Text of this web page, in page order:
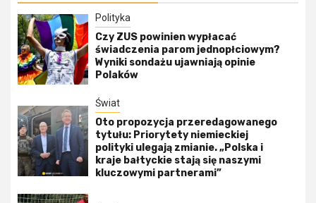
Polityka
Czy ZUS powinien wypłacać
świadczenia parom jednopłciowym?
Wyniki sondażu ujawniają opinie
Polaków
Świat
Oto propozycja przeredagowanego
tytułu: Priorytety niemieckiej
polityki ulegają zmianie. „Polska i
kraje bałtyckie stają się naszymi
kluczowymi partnerami”